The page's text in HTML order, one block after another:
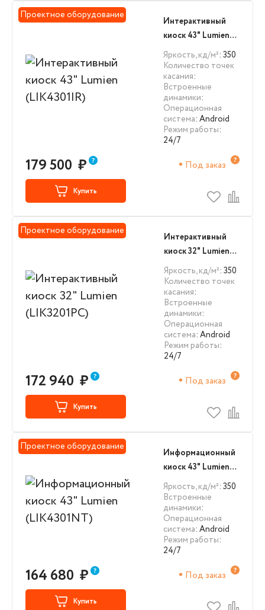
Проектное оборудование
Интерактивный
киоск 43" Lumien
(LIK4301IR)
Яркость, кд/м²: 350
Количество точек
касания:
Встроенные
динамики:
Операционная
система: Android
Режим работы:
24/7
179 500 ₽ Под заказ
Купить
Проектное оборудование
Интерактивный
киоск 32" Lumien
(LIK3201PC)
Яркость, кд/м²: 350
Количество точек
касания:
Встроенные
динамики:
Операционная
система: Android
Режим работы:
24/7
172 940 ₽ Под заказ
Купить
Проектное оборудование
Информационный
киоск 43" Lumien
(LIK4301NT)
Яркость, кд/м²: 350
Встроенные
динамики:
Операционная
система: Android
Режим работы:
24/7
164 680 ₽ Под заказ
Купить